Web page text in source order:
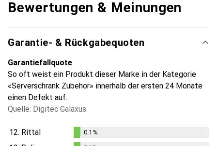
Bewertungen & Meinungen
Garantie- & Rückgabequoten
Garantiefallquote
So oft weist ein Produkt dieser Marke in der Kategorie
«Serverschrank Zubehör» innerhalb der ersten 24 Monate
einen Defekt auf.
Quelle: Digitec Galaxus
12. Rittal
%
0.1 %